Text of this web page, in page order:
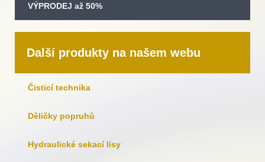
VÝPRODEJ až 50%
Další produkty na našem webu
Čisticí technika
Děličky popruhů
Hydraulické sekací lisy